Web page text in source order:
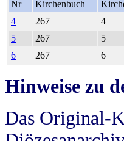
Nr
Kirchenbuch
4
267 4
5
267 5
6
267 6
Hinweise zu
Das Original-